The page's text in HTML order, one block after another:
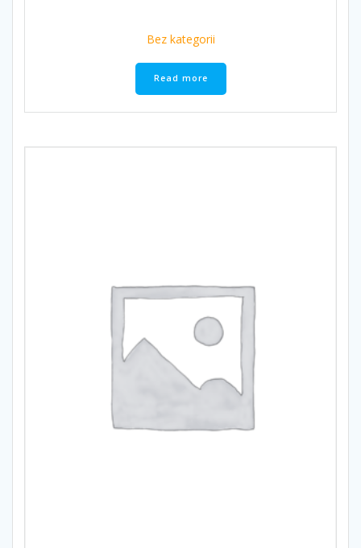
Bez kategorii
Read more